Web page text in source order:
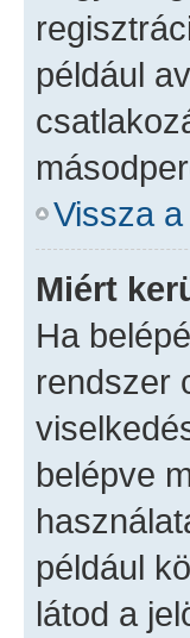
például
Vissza
Miért
Ha
rendszer
belépve
például
látod a